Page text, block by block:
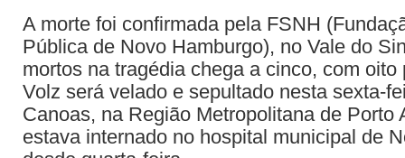
A morte foi confirmada pela FSNH
Pública de Novo Hamburgo), no Vale do
mortos na tragédia chega a cinco, com oito
Volz será velado e sepultado nesta sexta-
Canoas, na Região Metropolitana de Porto
estava internado no hospital municipal de